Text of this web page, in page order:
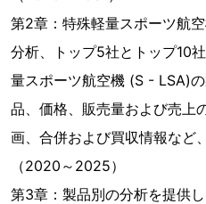
第2章：特殊軽量スポーツ航
分析、トップ5社とトップ10
量スポーツ航空機 (S - LSA)
品、価格、販売量および売上
画、合併および買収情報など
（2020～2025）
第3章：製品別の分析を提供